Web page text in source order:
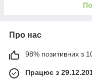
Про нас
98% позитивних з
Працює з